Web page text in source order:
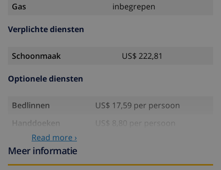
Gas
inbegrepen
Verplichte diensten
Schoonmaak US$ 222,81
Optionele diensten
Bedlinnen
US$ 17,59 per persoon
Handdoeken
US$ 8,80 per persoon
Babybedje
Read more ›
Meer informatie